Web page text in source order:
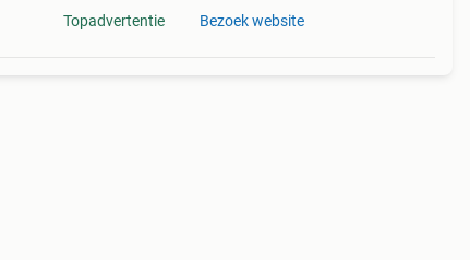
Topadvertentie Bezoek website